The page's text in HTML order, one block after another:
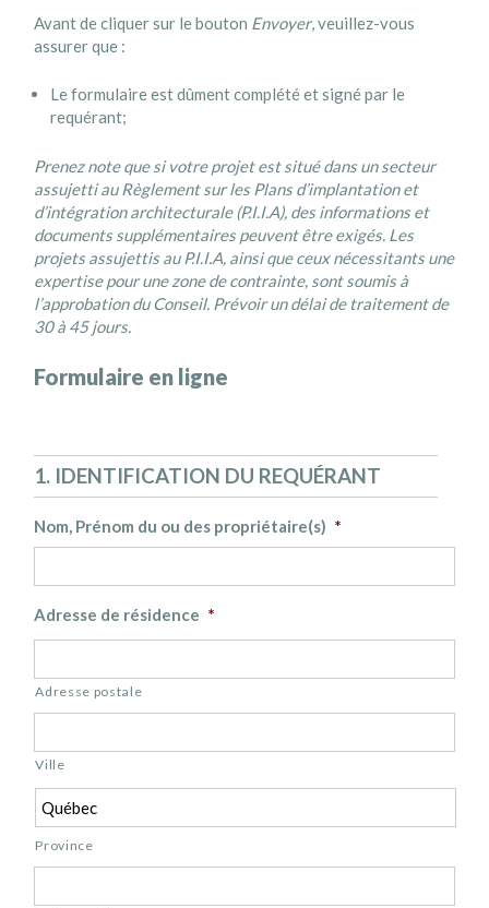
Avant de cliquer sur le bouton Envoyer, veuillez-vous
assurer que :
Le formulaire est dûment complété et signé par le
requérant;
Prenez note que si votre projet est situé dans un secteur
assujetti au Règlement sur les Plans d’implantation et
d’intégration architecturale (P.I.I.A), des informations et
documents supplémentaires peuvent être exigés. Les
projets assujettis au P.I.I.A, ainsi que ceux nécessitants une
expertise pour une zone de contrainte, sont soumis à
l’approbation du Conseil. Prévoir un délai de traitement de
30 à 45 jours.
Formulaire en ligne
1. IDENTIFICATION DU REQUÉRANT
Nom, Prénom du ou des propriétaire(s) *
Adresse de résidence *
Adresse postale
Ville
Province